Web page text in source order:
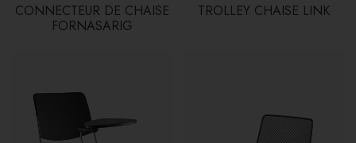
CONNECTEUR DE CHAISE
FORNASARIG
TROLLEY CHAISE LINK